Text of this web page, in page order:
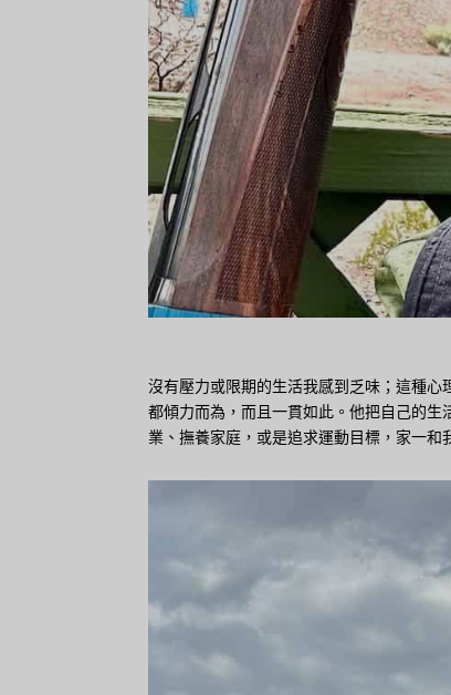
沒有壓力或限期的生活我感到乏味；這種
都傾力而為，而且一貫如此。他把自己的
業、撫養家庭，或是追求運動目標，家一